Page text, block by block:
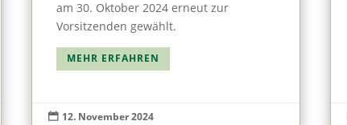
am 30. Oktober 2024 erneut zur
Vorsitzenden gewählt.
MEHR ERFAHREN
 12. November 2024